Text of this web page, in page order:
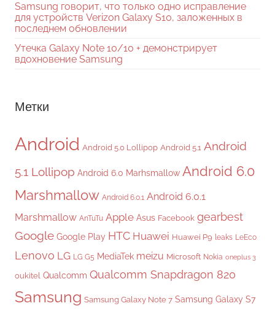
Samsung говорит, что только одно исправление
для устройств Verizon Galaxy S10, заложенных в
последнем обновлении
Утечка Galaxy Note 10/10 + демонстрирует
вдохновение Samsung
Метки
Android Android 5.0 Lollipop Android 5.1 Android
5.1 Lollipop Android 6.0 Marhsmallow Android 6.0
Marshmallow Android 6.0.1 Android 6.0.1
Marshmallow AnTuTu Apple Asus Facebook gearbest
Google Google Play HTC Huawei Huawei P9 leaks LeEco
Lenovo LG LG G5 MediaTek meizu Microsoft Nokia oneplus 3
oukitel Qualcomm Qualcomm Snapdragon 820
Samsung Samsung Galaxy Note 7 Samsung Galaxy S7